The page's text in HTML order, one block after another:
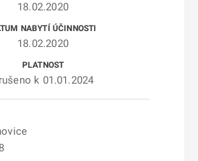
18.02.2020
18.02.2020
k 01.01.2024